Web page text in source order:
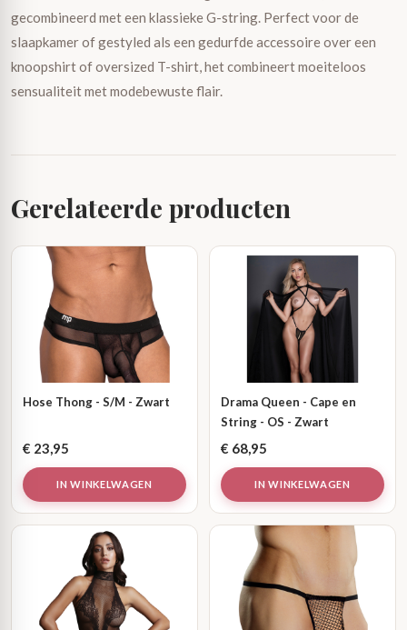
gecombineerd met een klassieke G-string. Perfect voor de
slaapkamer of gestyled als een gedurfde accessoire over een
knoopshirt of oversized T-shirt, het combineert moeiteloos
sensualiteit met modebewuste flair.
Gerelateerde producten
Hose Thong - S/M - Zwart
€ 23,95
IN WINKELWAGEN
Drama Queen - Cape en
String - OS - Zwart
€ 68,95
IN WINKELWAGEN